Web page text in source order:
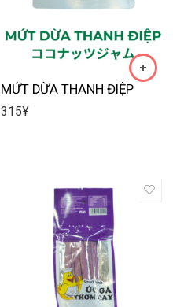
MỨT DỪA THANH ĐIỆP
315¥